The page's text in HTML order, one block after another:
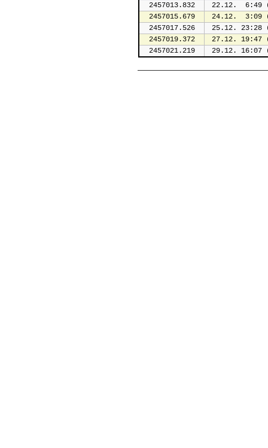
2457013.832
22.12.  6:49
2457015.679
24.12.  3:09
2457017.526
25.12. 23:28
2457019.372
27.12. 19:47
2457021.219
29.12. 16:07